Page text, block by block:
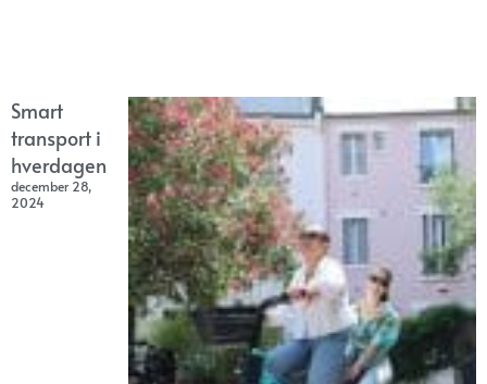
Smart
transport i
hverdagen
december 28,
2024